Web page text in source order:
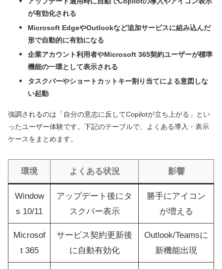
が有効化される
Microsoft EdgeやOutlookなど追加サービスに組み込んだ
形で自動的に有効になる
企業アカウント利用者やMicrosoft 365契約ユーザーが標準
機能の一環として表示される
タスクバーやショートカットキー割り当てによる意図しな
い起動
強調されるのは「自分の意志に反してCopilotが立ち上がる」とい
ったユーザー体験です。下記のテーブルで、よくある導入・表示
ケースをまとめます。
環境 よくある状況 影響
Window
s 10/11
アップデート後にタ
スクバー表示
勝手にアイコン
が増える
Microsof
t 365
サービス契約更新後
に自動有効化
Outlook/Teamsに
新機能出現